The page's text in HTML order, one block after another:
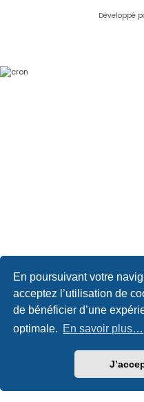
En poursuivant votre
acceptez l’utilisation de
de bénéficier d’une
optimale. En savoir plus…
Développé